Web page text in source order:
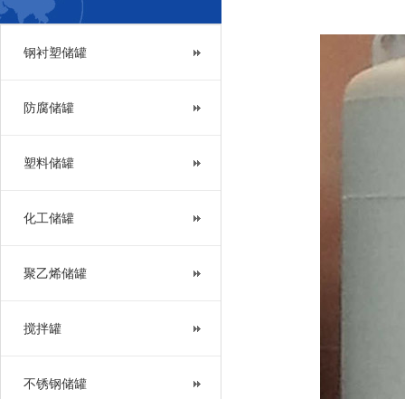
钢衬塑储罐
防腐储罐
塑料储罐
化工储罐
聚乙烯储罐
搅拌罐
不锈钢储罐